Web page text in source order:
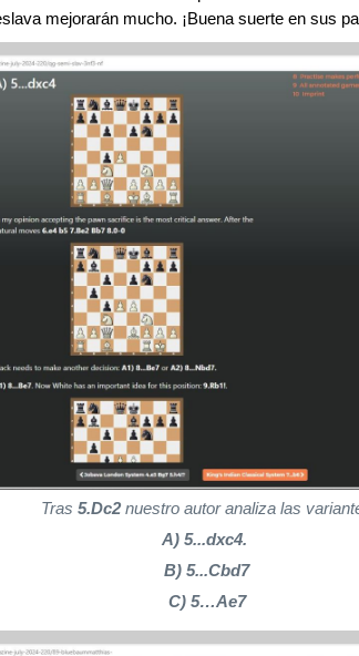
mejorarán mucho. ¡Buena suerte en sus
Tras5.Dc2nuestro autor analiza las
A) 5...dxc4.
B) 5...Cbd7
C) 5…Ae7